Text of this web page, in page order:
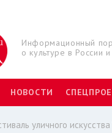
Информационный
о культуре в России
НОВОСТИ
уличного